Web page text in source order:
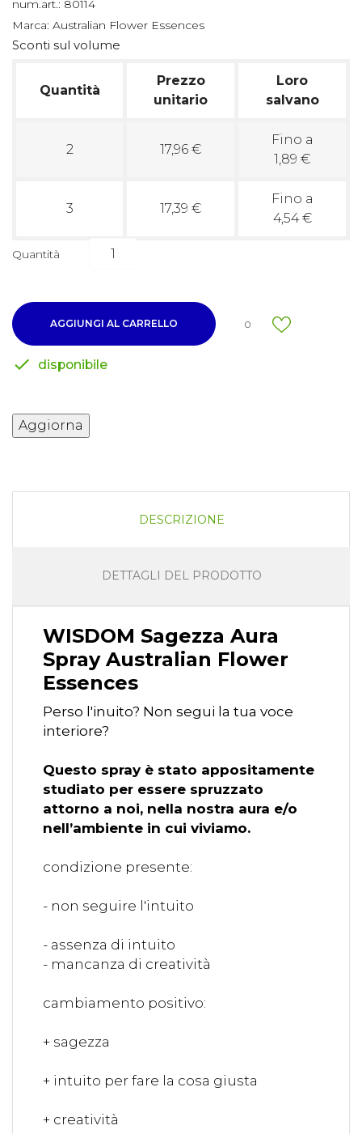
num.art.: 80114
Marca: Australian Flower Essences
Sconti sul volume
Quantità
Prezzo
unitario
Loro
salvano
2 17,96 €
Fino a
1,89 €
3 17,39 €
Fino a
4,54 €
Quantità
AGGIUNGI AL CARRELLO 0
 disponibile
DESCRIZIONE
DETTAGLI DEL PRODOTTO
WISDOM Sagezza Aura
Spray Australian Flower
Essences
Perso l'inuito? Non segui la tua voce
interiore?
Questo spray è stato appositamente
studiato per essere spruzzato
attorno a noi, nella nostra aura e/o
nell’ambiente in cui viviamo.
condizione presente:
- non seguire l'intuito
- assenza di intuito
- mancanza di creatività
cambiamento positivo:
+ sagezza
+ intuito per fare la cosa giusta
+ creatività